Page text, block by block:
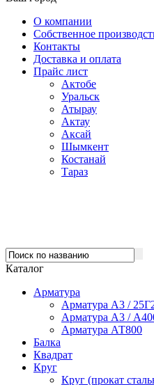
О компании
Собственное
Контакты
Доставка и оплата
Прайс лист
Актобе
Уральск
Атырау
Актау
Аксай
Шымкент
Костанай
Тараз
Каталог
Арматура
Арматура А3 /
Арматура А3 /
Арматура АТ800
Балка
Квадрат
Круг
Круг (прокат